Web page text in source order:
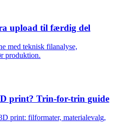
upload til færdig del
med teknisk filanalyse,
produktion.
print? Trin-for-trin guide
print: filformater, materialevalg,